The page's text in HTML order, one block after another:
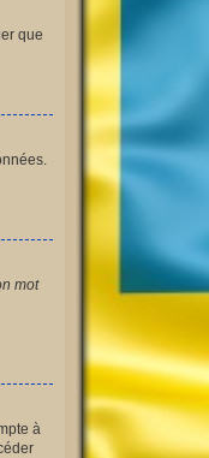
que
mot
à